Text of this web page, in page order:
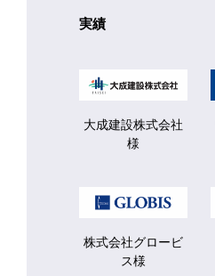
実績
大成建設株式会社
様
株式会社グロービ
ス様